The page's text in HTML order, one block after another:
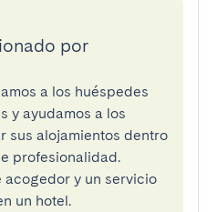
por
a los huéspedes
y ayudamos a los
sus alojamientos dentro
profesionalidad.
acogedor y un servicio
un hotel.